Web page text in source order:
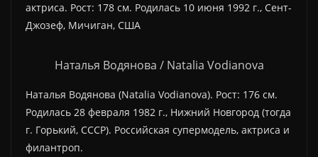
актриса. Рост: 178 см. Родилась 10 июня 1992 г., Сент-
Джозеф, Мичиган, США
Наталья Водянова / Natalia Vodianova
Наталья Водянова (Natalia Vodianova). Рост: 176 см.
Родилась 28 февраля 1982 г., Нижний Новгород (тогда
г. Горький, СССР). Российская супермодель, актриса и
филантроп.